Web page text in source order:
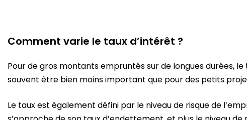
Comment varie le taux d’intérêt ?
Pour de gros montants empruntés sur de longues durées,
souvent être bien moins important que pour des petits
Le taux est également défini par le niveau de risque de